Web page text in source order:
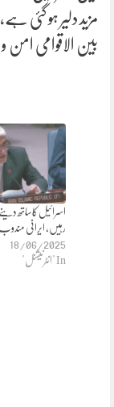
مزید دلیر ہو گئی
بین الاقوامی
اسرائیل کاساتھ دینے
رہیں، ایرانی مندوب
18/06/2025
In "انٹرنیشنل"